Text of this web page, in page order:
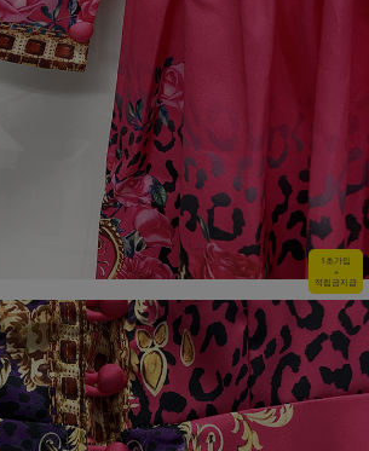
1초가입
+
적립금지급